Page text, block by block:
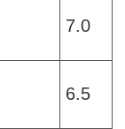
7.0
6.5